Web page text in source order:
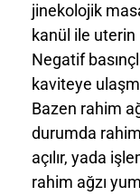
jinekolojik
kanül ile uterin
Negatif
kaviteye
Bazen rahim
durumda
açılır, yada
rahim ağzı